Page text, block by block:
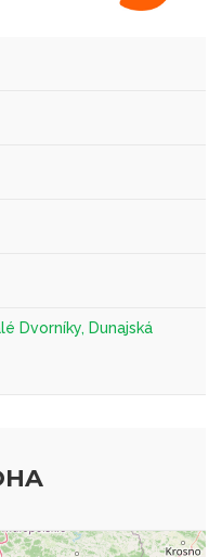
Dvorníky, Dunajská